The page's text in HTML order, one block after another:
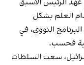
الرئيس الأسبق
العلم بشكل
النووي، في
فحسب.
12 يوماً مع إسرائيل، سعت السلطات